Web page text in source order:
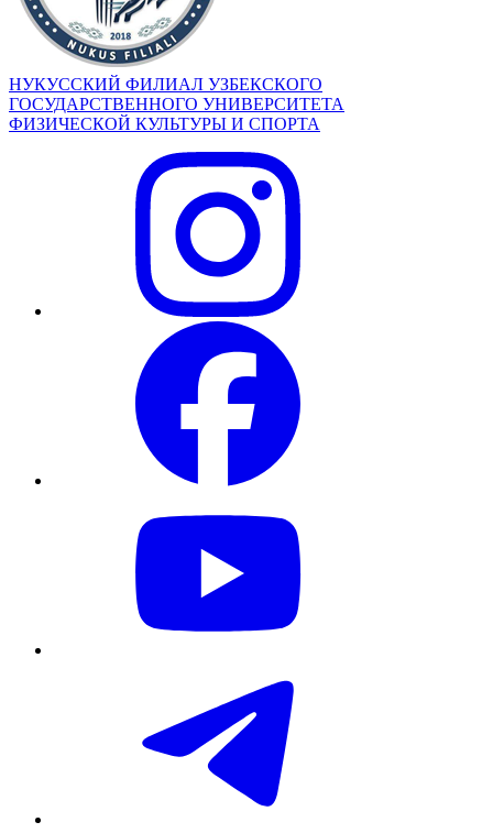
НУКУССКИЙ ФИЛИАЛ УЗБЕКСКОГО
ГОСУДАРСТВЕННОГО УНИВЕРСИТЕТА
ФИЗИЧЕСКОЙ КУЛЬТУРЫ И СПОРТА